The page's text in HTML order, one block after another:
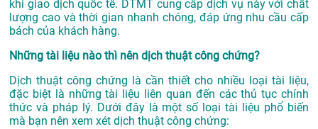
khi giao dịch quốc tế. DTMT cung cấp dịch vụ này với chất
lượng cao và thời gian nhanh chóng, đáp ứng nhu cầu cấp
bách của khách hàng.
Những tài liệu nào thì nên dịch thuật công chứng?
Dịch thuật công chứng là cần thiết cho nhiều loại tài liệu,
đặc biệt là những tài liệu liên quan đến các thủ tục chính
thức và pháp lý. Dưới đây là một số loại tài liệu phổ biến
mà bạn nên xem xét dịch thuật công chứng: